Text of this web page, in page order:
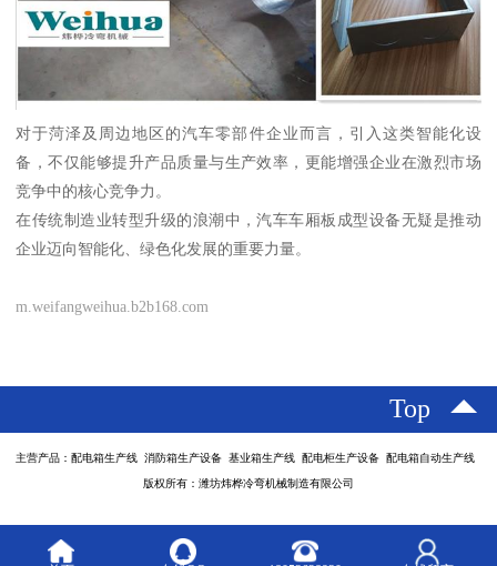
对于菏泽及周边地区的汽车零部件企业而言，引入这类智能化设
备，不仅能够提升产品质量与生产效率，更能增强企业在激烈市场
竞争中的核心竞争力。
在传统制造业转型升级的浪潮中，汽车车厢板成型设备无疑是推动
企业迈向智能化、绿色化发展的重要力量。
m.weifangweihua.b2b168.com
Top
主营产品：配电箱生产线 消防箱生产设备 基业箱生产线 配电柜生产设备 配电箱自动生产线
版权所有：潍坊炜桦冷弯机械制造有限公司